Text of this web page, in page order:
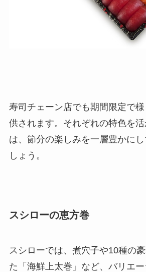
寿司チェーン店でも期間限定で
供されます。それぞれの特色を
は、節分の楽しみを一層豊かに
しょう。
スシローの恵方巻
スシローでは、煮穴子や10種の
た「海鮮上太巻」など、バリエ